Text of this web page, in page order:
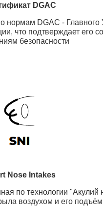
DGAC
нормам DGAC - Главного
что подтверждает его
безопасности
Nose Intakes
по технологии "Акулий
воздухом и его подъём